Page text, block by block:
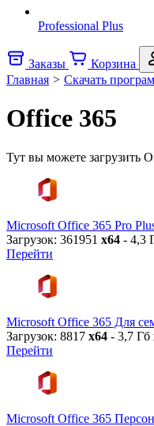
Professional Plus
Заказы
Корзина
Главная > Скачать
Office 365
Тут вы можете загрузить
Microsoft Office 365 Pro
Загрузок: 361951 x64 - 4,3
Перейти
Microsoft Office 365 Для
Загрузок: 8817 x64 - 3,7 Гб
Перейти
Microsoft Office 365